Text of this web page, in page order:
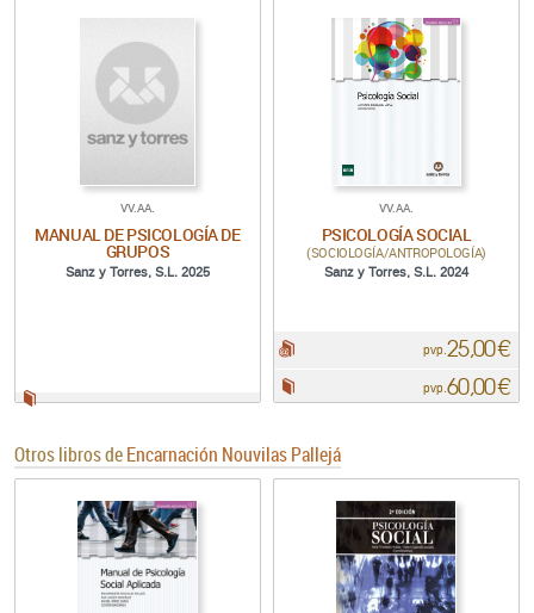
VV.AA.
MANUAL DE PSICOLOGÍA DE
GRUPOS
Sanz y Torres, S.L. 2025
VV.AA.
PSICOLOGÍA SOCIAL
(SOCIOLOGÍA/ANTROPOLOGÍA)
Sanz y Torres, S.L. 2024
pvp. 25,00 €
pvp.60,00 €
Otros libros deEncarnación Nouvilas Pallejá